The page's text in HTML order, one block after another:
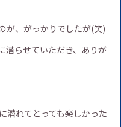
が、がっかりでしたが(笑)
潜らせていただき、ありが
潜れてとっても楽しかった